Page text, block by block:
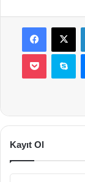
Facebook
X
Pocket
Kayıt Ol